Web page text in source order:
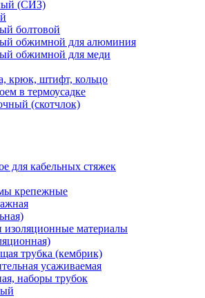
(СИЗ)
болтовой
обжимной для алюминия
обжимной для меди
крюк, штифт, кольцо
в термоусадке
(скотчлок)
для кабельных стяжек
крепежные
изоляционные материалы
трубка (кембрик)
усаживаемая
наборы трубок